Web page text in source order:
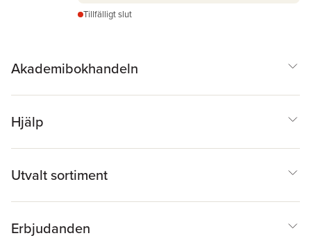
Tillfälligt slut
Akademibokhandeln
Hjälp
Utvalt sortiment
Erbjudanden